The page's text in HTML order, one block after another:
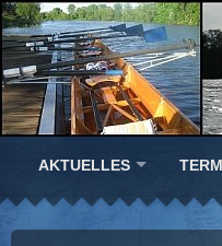
AKTUELLES